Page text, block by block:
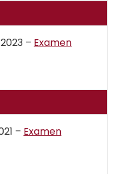
– Examen
– Examen